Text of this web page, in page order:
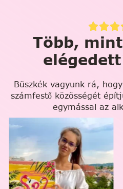
Több, mint
Büszkék vagyunk rá,
számfestő közösségét
egymással az